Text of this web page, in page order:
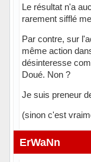
Le résultat n'a
rarement sifflé
Par contre, sur
même action
désinteresse
Doué. Non ?
Je suis preneur
(sinon c'est
Hors ligne
ErWaNn